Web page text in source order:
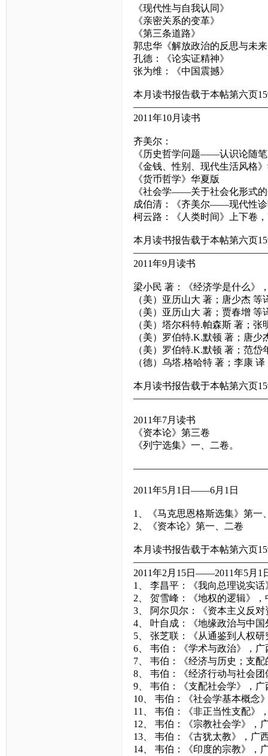
《现代性与自我认同》
《亲密关系的变革》
《第三条道路》
郭忠华《解放政治的反思与未
孔德：《论实证精神》
张为维：《中国震撼》
本月读书报告载于本帖第六页
2011年10月读书
齐美尔：
《历史哲学问题——认识论随
《金钱、性别、现代生活风格
《货币哲学》华夏版
《社会学——关于社会化形式
成伯清：《齐美尔——现代性诊
柯云路：《人类时间》上下卷
本月读书报告载于本帖第六页
2011年9月读书
梁小民 著：《经济学是什么》
（美）亚历山大 著；唐少杰
（美）亚历山大 著；贾春增
（美）塔尔科特.帕森斯 著；
（美）罗伯特.K.默顿 著；唐
（美）罗伯特.K.默顿 著；范
（德）乌塔.格哈特 著；李康
本月读书报告载于本帖第六页
2011年7月读书
《资本论》第三卷
《列宁选集》一、二卷。
2011年5月1日——6月1日
1、《马克思恩格斯选集》第一
2、《资本论》第一、二卷
本月读书报告载于本帖第六页
2011年2月15日——2011年5月1
1、 李昌平：《我向总理说实
2、 贺雪峰：《地权的逻辑》
3、 阿尔贝尔：《资本主义反
4、 叶自成：《地缘政治与中
5、 张芝联：《从通鉴到人权
6、 韦伯：《学术与政治》，广
7、 韦伯：《经济与历史；支
8、 韦伯：《经济行动与社会
9、 韦伯：《支配社会学》，广
10、 韦伯：《社会学基本概念
11、 韦伯：《非正当性支配》
12、 韦伯：《宗教社会学》，
13、 韦伯：《古犹太教》，广
14、 韦伯：《印度的宗教》，